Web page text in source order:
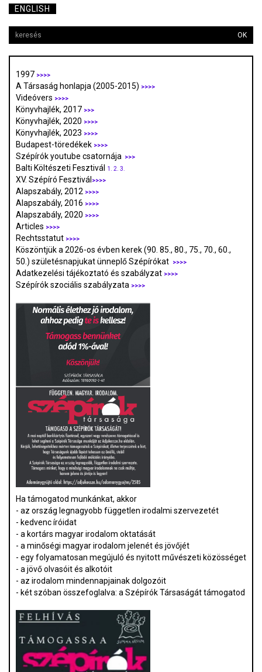
ENGLISH
OK
1997 >>>>
A Társaság honlapja (2005-2015) >>>>
Videóvers >>>>
Könyvhajlék, 2017 >>>
Könyvhajlék, 2020 >>>>
Könyvhajlék, 2023 >>>>
Budapest-töredékek >>>>
Szépírók youtube csatornája >>>
Balti Költészeti Fesztivál 1. 2. 3.
XV. Szépíró Fesztivál >>>>
Alapszabály, 2012 >>>>
Alapszabály, 2016 >>>>
Alapszabály, 2020 >>>>
Articles >>>>
Rechtsstatut >>>>
Köszöntjük a 2026-os évben kerek (90. 85., 80., 75., 70., 60.,
50.) születésnapjukat ünneplő Szépírókat
>>>>
Adatkezelési tájékoztató és szabályzat >>>>
Szépírók szociális szabályzata >>>>
Ha támogatod munkánkat, akkor
- az ország legnagyobb független irodalmi szervezetét
- kedvenc íróidat
- a kortárs magyar irodalom oktatását
- a minőségi magyar irodalom jelenét és jövőjét
- egy folyamatosan megújuló és nyitott művészeti közösséget
- a jövő olvasóit és alkotóit
- az irodalom mindennapjainak dolgozóit
- két szóban összefoglalva: a Szépírók Társaságát támogatod